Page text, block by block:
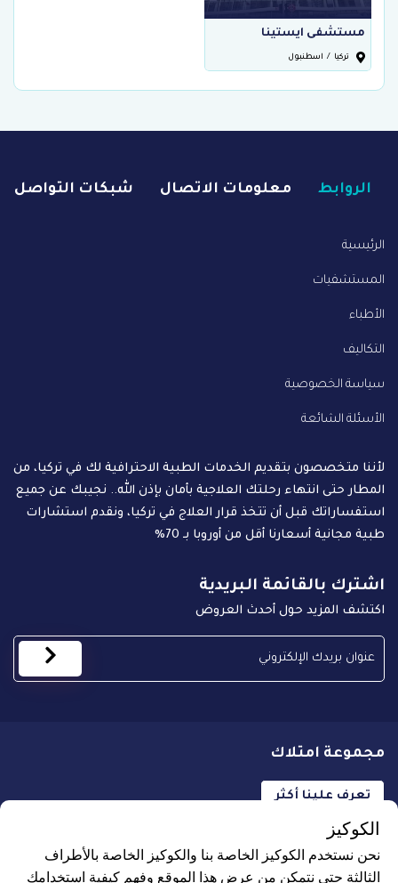
مستشفى ايستينا
تركيا / اسطنبول
الروابط معلومات الاتصال شبكات التواصل
الرئيسية
المستشفيات
الأطباء
التكاليف
سياسة الخصوصية
الأسئلة الشائعة
لأننا متخصصون بتقديم الخدمات الطبية الاحترافية لك في تركيا، من
المطار حتى انتهاء رحلتك العلاجية بأمان بإذن الله.. نجيبك عن جميع
استفساراتك قبل أن تتخذ قرار العلاج في تركيا، ونقدم استشارات
طبية مجانية أسعارنا أقل من أوروبا بـ 70%
اشترك بالقائمة البريدية
اكتشف المزيد حول أحدث العروض
مجموعة امتلاك
تعرف علينا أكثر
الكوكيز
نحن نستخدم الكوكيز الخاصة بنا والكوكيز الخاصة بالأطراف
الثالثة حتى نتمكن من عرض هذا الموقع وفهم كيفية استخدامك